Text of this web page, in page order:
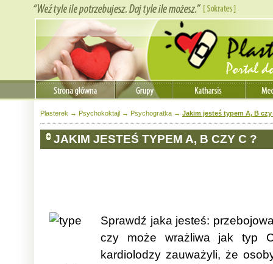
Plasterek → Psychokoktajl → Psychogratka → Jakim jesteś typem A, B czy
JAKIM JESTEŚ TYPEM A, B CZY C ?
Sprawdź jaka jesteś:
czy może wrażliwa jak typ
kardiolodzy zauważyli, że